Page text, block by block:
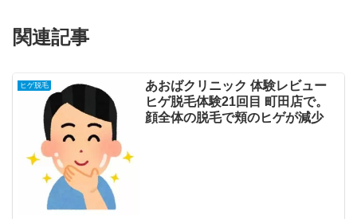
関連記事
ヒゲ脱毛
あおばクリニック 体験レビュー
ヒゲ脱毛体験21回目 町田店で。
顔全体の脱毛で頬のヒゲが減少